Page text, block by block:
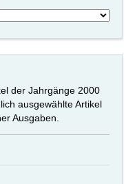
der Jahrgänge 2000
ausgewählte Artikel
Ausgaben.